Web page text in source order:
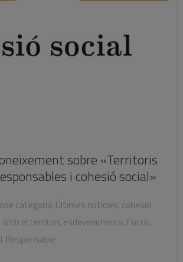
sobre «Territoris
i cohesió social»
categoria, Últimes notícies, cohesió
el territori, esdeveniments, Focus,
Responsable